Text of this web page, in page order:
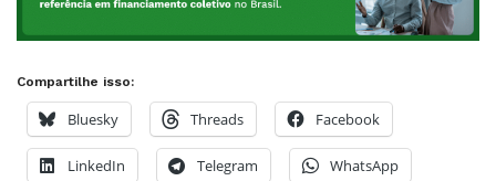
Compartilhe isso:
Bluesky Threads Facebook
LinkedIn Telegram WhatsApp